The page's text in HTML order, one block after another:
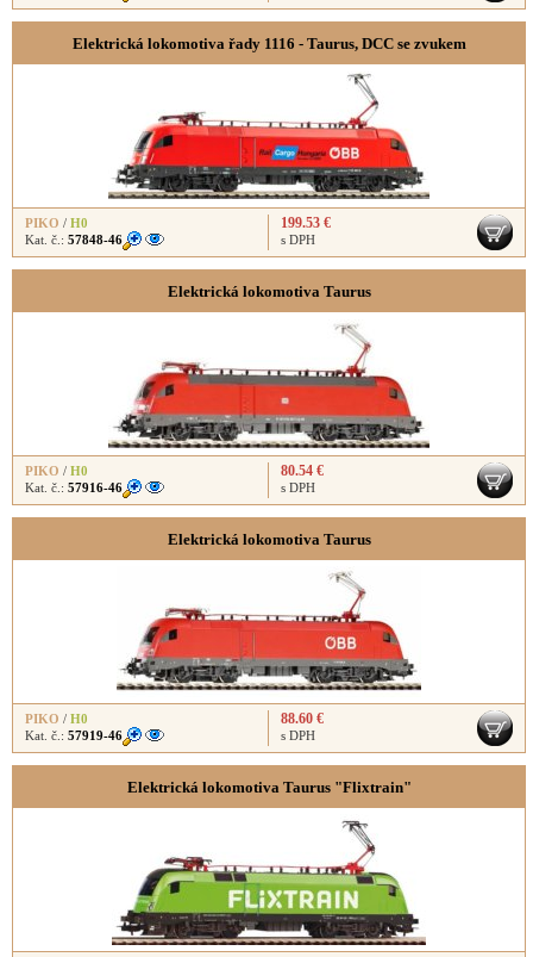
Elektrická lokomotiva řady 1116 - Taurus, DCC se zvukem
PIKO / H0
Kat. č.: 57848-46
199.53 €
s DPH
Elektrická lokomotiva Taurus
PIKO / H0
Kat. č.: 57916-46
80.54 €
s DPH
Elektrická lokomotiva Taurus
PIKO / H0
Kat. č.: 57919-46
88.60 €
s DPH
Elektrická lokomotiva Taurus "Flixtrain"